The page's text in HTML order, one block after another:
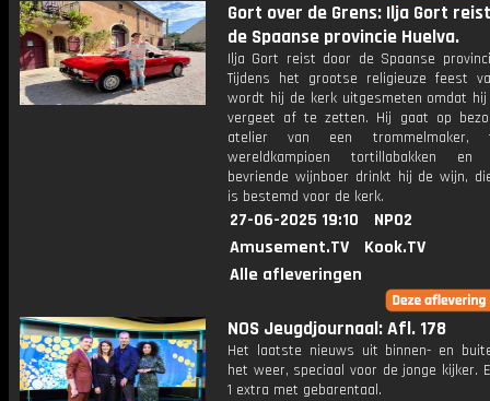
Gort over de Grens: Ilja Gort
de Spaanse provincie Huelva.
Ilja Gort reist door de Spaanse
Tijdens het grootse religieuze feest
wordt hij de kerk uitgesmeten omdat
vergeet af te zetten. Hij gaat op
atelier van een
wereldkampioen tortillabakken
bevriende wijnboer drinkt hij de wijn,
is bestemd voor de kerk.
27-06-2025 19:10
NPO2
Amusement.TV
Kook.TV
Alle afleveringen
NOS Jeugdjournaal: Afl. 178
Het laatste nieuws uit binnen- en
het weer, speciaal voor de jonge kijker.
1 extra met gebarentaal.